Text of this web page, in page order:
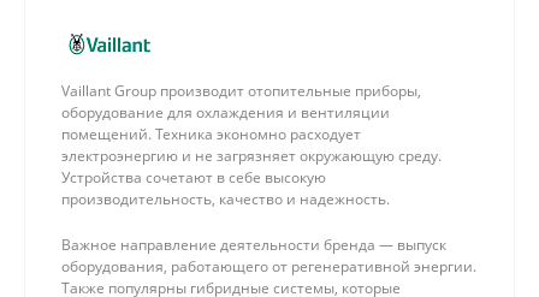
Vaillant Group производит отопительные приборы,
оборудование для охлаждения и вентиляции
помещений. Техника экономно расходует
электроэнергию и не загрязняет окружающую среду.
Устройства сочетают в себе высокую
производительность, качество и надежность.
Важное направление деятельности бренда — выпуск
оборудования, работающего от регенеративной энергии.
Также популярны гибридные системы, которые